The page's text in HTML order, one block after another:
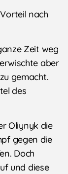
nach
Zeit weg
aber
gemacht.
des
Oliynyk die
gegen die
Doch
und diese